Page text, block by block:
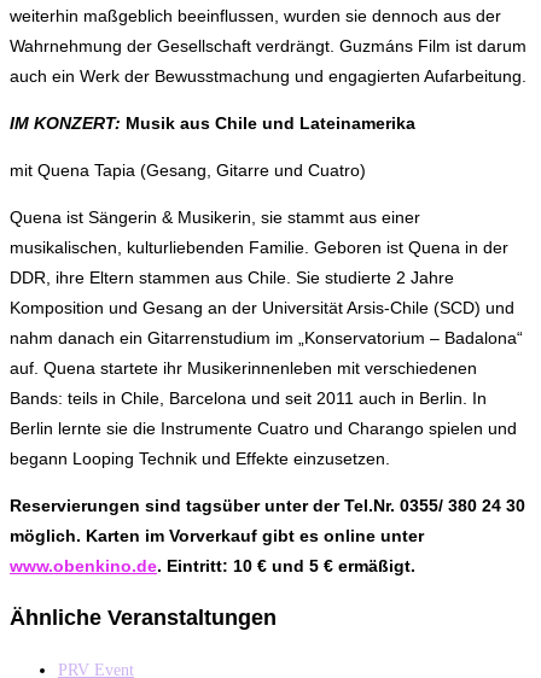
weiterhin maßgeblich beeinflussen, wurden sie dennoch aus der
Wahrnehmung der Gesellschaft verdrängt. Guzmáns Film ist darum
auch ein Werk der Bewusstmachung und engagierten Aufarbeitung.
IM KONZERT: Musik aus Chile und Lateinamerika
mit Quena Tapia (Gesang, Gitarre und Cuatro)
Quena ist Sängerin & Musikerin, sie stammt aus einer
musikalischen, kulturliebenden Familie. Geboren ist Quena in der
DDR, ihre Eltern stammen aus Chile. Sie studierte 2 Jahre
Komposition und Gesang an der Universität Arsis-Chile (SCD) und
nahm danach ein Gitarrenstudium im „Konservatorium – Badalona“
auf. Quena startete ihr Musikerinnenleben mit verschiedenen
Bands: teils in Chile, Barcelona und seit 2011 auch in Berlin. In
Berlin lernte sie die Instrumente Cuatro und Charango spielen und
begann Looping Technik und Effekte einzusetzen.
Reservierungen sind tagsüber unter der Tel.Nr. 0355/ 380 24 30
möglich. Karten im Vorverkauf gibt es online unter
www.obenkino.de. Eintritt: 10 € und 5 € ermäßigt.
Ähnliche Veranstaltungen
PRV Event